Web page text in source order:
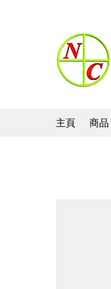
主頁 商品